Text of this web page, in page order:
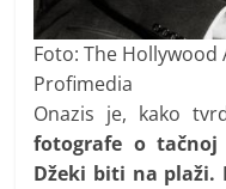
Foto: The
Profimedia
Onazis je, kako
fotografe o
Džeki biti na plaži.